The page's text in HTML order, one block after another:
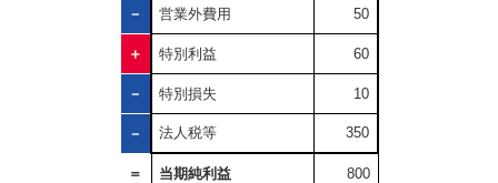
－ 営業外費用 50
＋ 特別利益 60
－ 特別損失 10
－ 法人税等 350
＝ 当期純利益 800